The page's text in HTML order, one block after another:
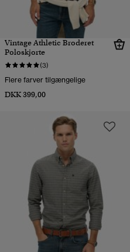
Vintage Athletic Broderet
Poloskjorte
(3)
Flere farver tilgængelige
DKK 399,00